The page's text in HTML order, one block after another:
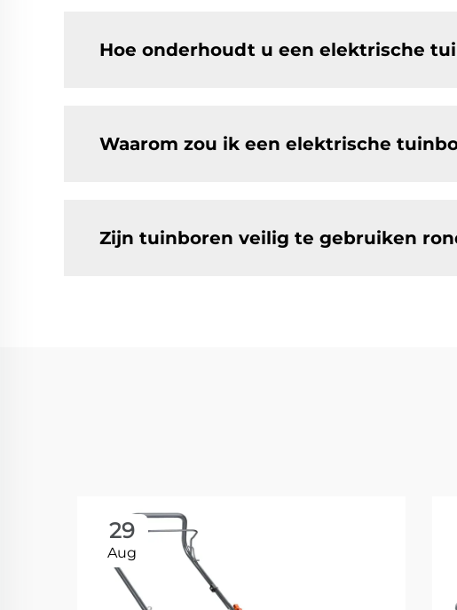
Hoe onderhoudt u een elektrische
Waarom zou ik een elektrische
Zijn tuinboren veilig te gebruiken
29
Aug